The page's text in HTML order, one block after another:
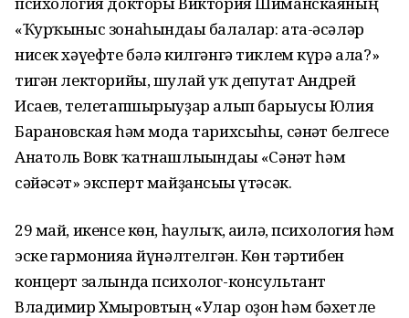
«Ҡурҡыныс зонаһындағы балалар: ата-әсәләр
нисек хәүефте бәлә килгәнгә тиклем күрә ала?»
тигән лекторийы, шулай уҡ депутат Андрей
Исаев, телетапшырыуҙар алып барыусы Юлия
Барановская һәм мода тарихсыһы, сәнғәт белгесе
Анатоль Вовк ҡатнашлығындағы «Сәнғәт һәм
сәйәсәт» эксперт майҙансығы үтәсәк.
29 май, икенсе көн, һаулыҡ, ғаилә, психология һәм
эске гармонияға йүнәлтелгән. Көн тәртибен
концерт залында психолог-консультант
Владимир Хмыровтың «Улар оҙон һәм бәхетле